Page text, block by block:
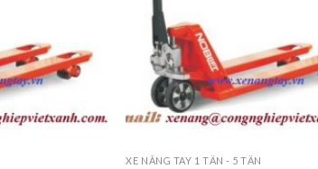
XE NÂNG TAY 1 TẤN - 5 TẤN